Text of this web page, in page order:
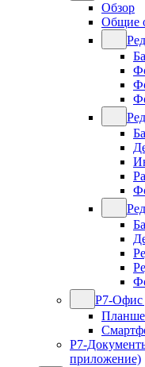
Обзор
Общие
Р7-Офис
Р7-
приложение)